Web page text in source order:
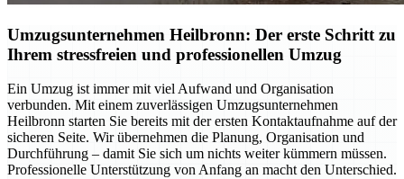
Umzugsunternehmen Heilbronn: Der erste Schritt zu
Ihrem stressfreien und professionellen Umzug
Ein Umzug ist immer mit viel Aufwand und Organisation
verbunden. Mit einem zuverlässigen Umzugsunternehmen
Heilbronn starten Sie bereits mit der ersten Kontaktaufnahme auf der
sicheren Seite. Wir übernehmen die Planung, Organisation und
Durchführung – damit Sie sich um nichts weiter kümmern müssen.
Professionelle Unterstützung von Anfang an macht den Unterschied.